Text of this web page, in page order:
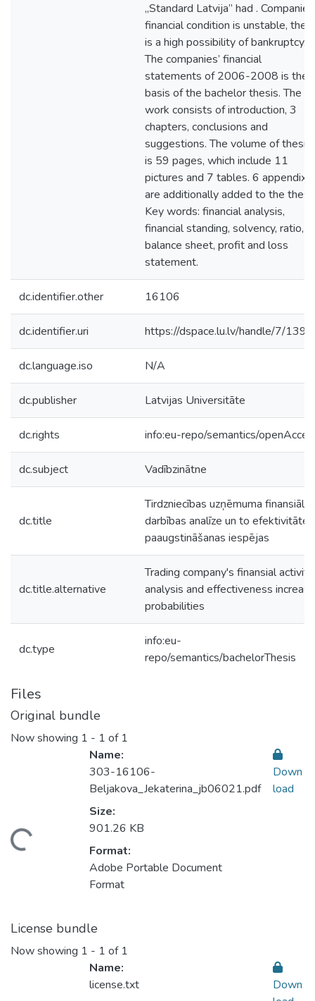
„Standard Latvija” had .
financial condition is unstable,
is a high possibility of bankruptcy.
The companies’ financial
statements of 2006-2008 is the
basis of the bachelor thesis. The
work consists of introduction, 3
chapters, conclusions and
suggestions. The volume of thesis
is 59 pages, which include 11
pictures and 7 tables. 6
are additionally added to the
Key words: financial analysis,
financial standing, solvency, ratio,
balance sheet, profit and loss
statement.
dc.identifier.other 16106
dc.identifier.uri https://dspace.lu.lv/handle/7/
dc.language.iso N/A
dc.publisher Latvijas Universitāte
dc.rights info:eu-repo/semantics/
dc.subject Vadībzinātne
dc.title
Tirdzniecības uzņēmuma finansiālās
darbības analīze un to efektivitātes
paaugstināšanas iespējas
dc.title.alternative
Trading company's finansial activity
analysis and effectiveness increase
probabilities
dc.type
info:eu-
repo/semantics/bachelorThesis
Files
Original bundle
Now showing 1 - 1 of 1
Name:
303-16106-
Beljakova_Jekaterina_jb06021.pdf
Size:
901.26 KB
Format:
Adobe Portable Document
Format
Down
load
License bundle
Now showing 1 - 1 of 1
Name:
license.txt
Down